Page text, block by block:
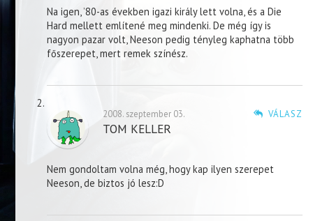
Na igen, ’80-as években igazi király lett volna, és a Die
Hard mellett említené meg mindenki. De még így is
nagyon pazar volt, Neeson pedig tényleg kaphatna több
főszerepet, mert remek színész.
VÁLASZ
2008. szeptember 03.
TOM KELLER
Nem gondoltam volna még, hogy kap ilyen szerepet
Neeson, de biztos jó lesz:D